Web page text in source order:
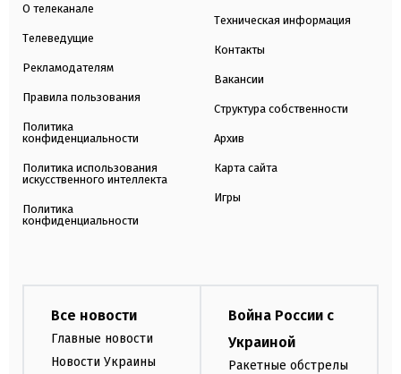
О телеканале
Телеведущие
Рекламодателям
Правила пользования
Политика
конфиденциальности
Политика использования
искусственного интеллекта
Политика
конфиденциальности
Техническая информация
Контакты
Вакансии
Структура собственности
Архив
Карта сайта
Игры
Все новости
Главные новости
Новости Украины
Война России с
Украиной
Ракетные обстрелы